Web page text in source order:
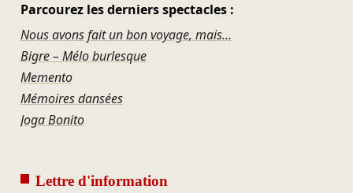
Parcourez les derniers spectacles :
Nous avons fait un bon voyage, mais...
Bigre – Mélo burlesque
Memento
Mémoires dansées
Joga Bonito
Lettre d'information